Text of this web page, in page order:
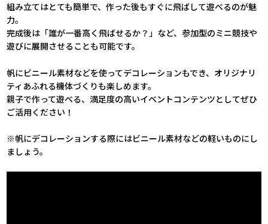
組み立てはとても簡単で、作った後もすぐに飛ばして遊べるのが魅
力。
完成後は「誰が一番高く飛ばせるか？」など、参加型のミニ競技や
遊びに展開させることも可能です。
帆にビニール素材などを使ってデコレーションもでき、オリジナリ
ティあふれる機体づくりも楽しめます。
親子で作って遊べる、満足度の高いイベントコンテンツとしてぜひ
ご活用ください！
※帆にデコレーションする際にはビニール素材などの軽いものにし
ましょう。